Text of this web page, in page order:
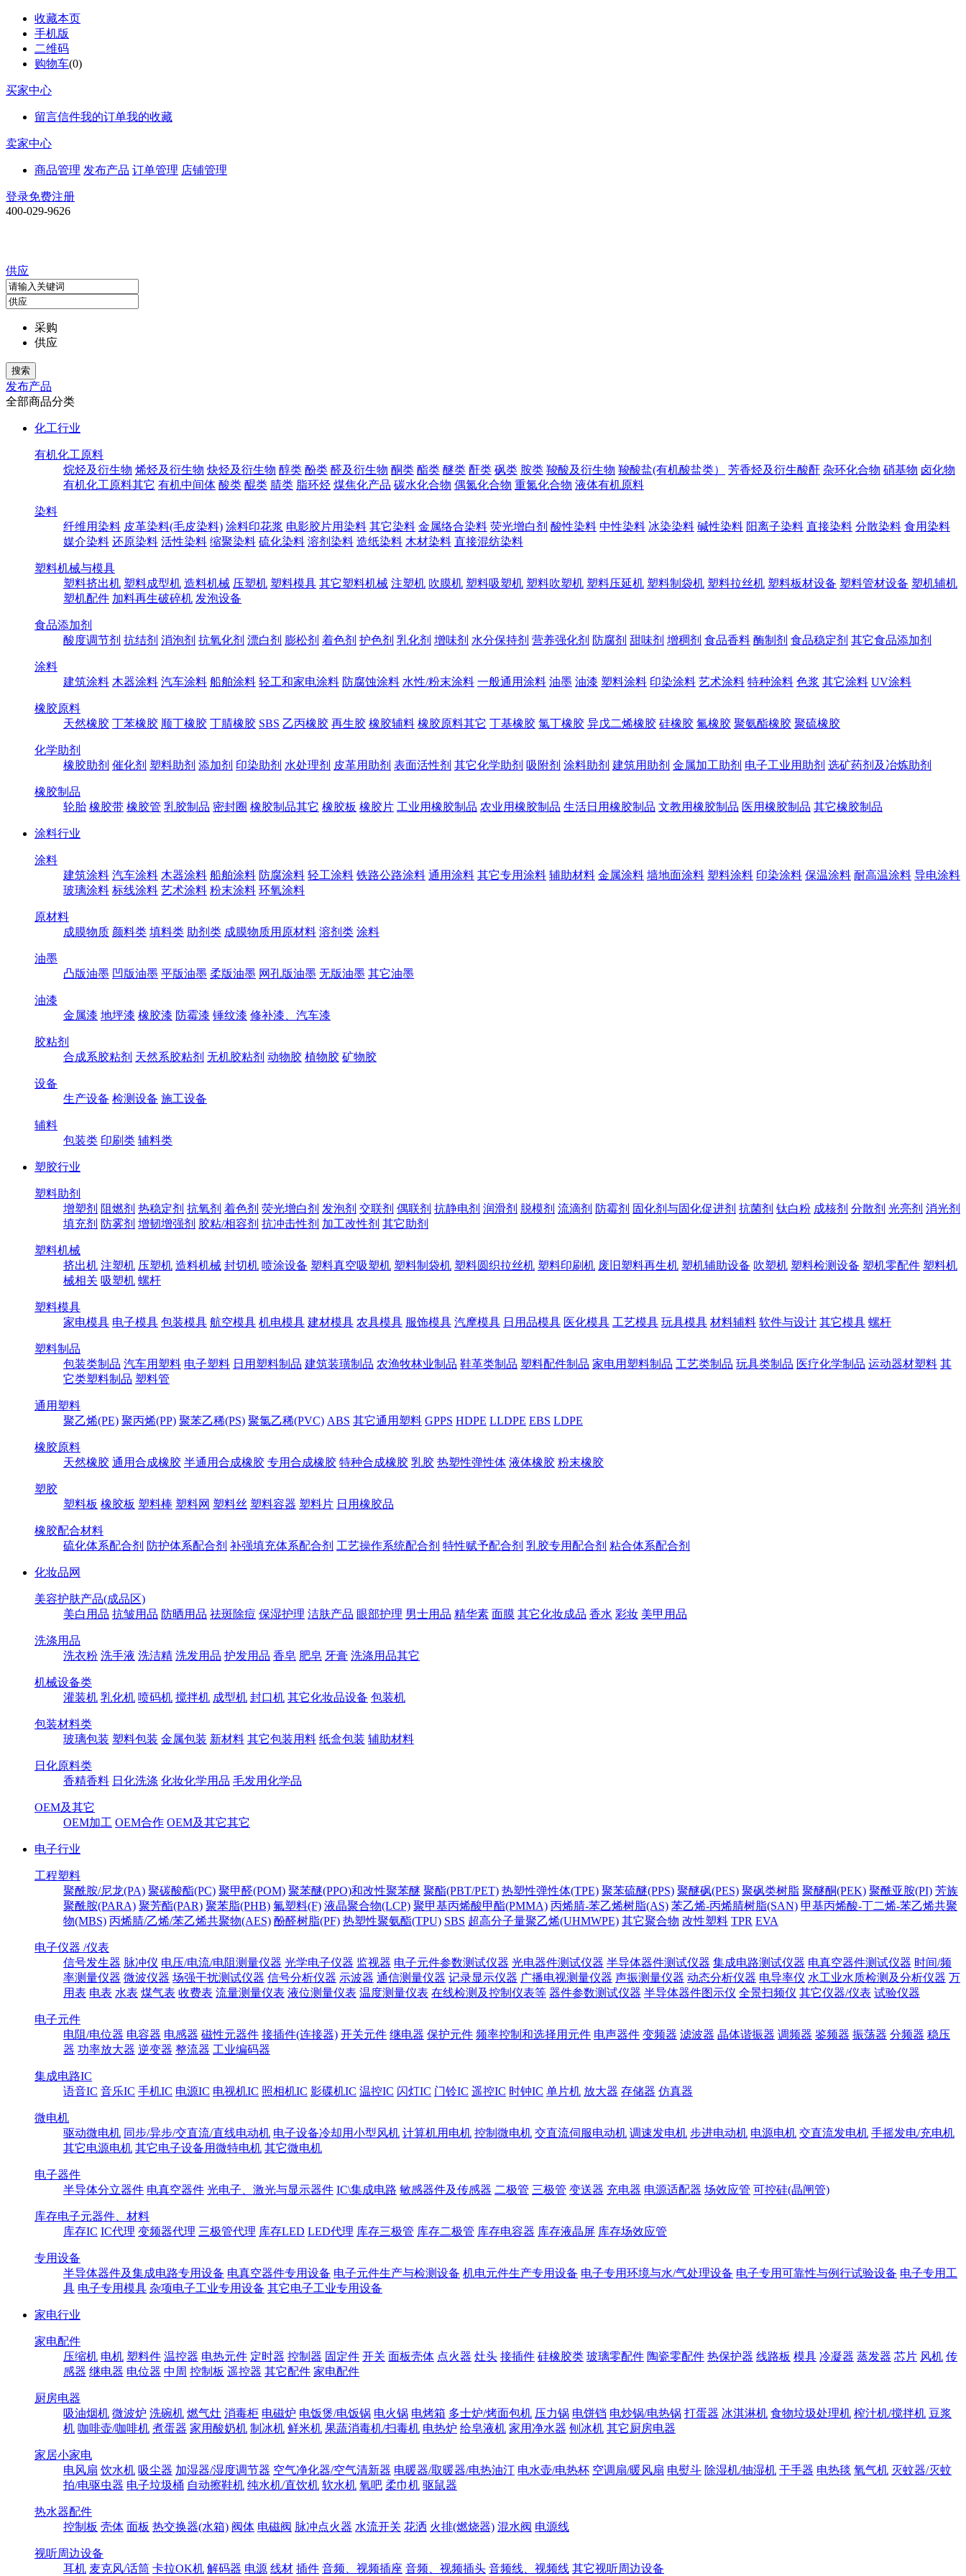
收藏本页
手机版
二维码
购物车(0)
买家中心
留言信件我的订单我的收藏
卖家中心
商品管理 发布产品 订单管理 店铺管理
登录免费注册
400-029-9626
供应
采购
供应
发布产品
全部商品分类
化工行业
有机化工原料
烷烃及衍生物 烯烃及衍生物 炔烃及衍生物 醇类 酚类 醛及衍生物 酮类 酯类 醚类 酐类 砜类 胺类 羧酸及衍生物 羧酸盐(有机酸盐类） 芳香烃及衍生酸酐 杂环化合物 硝基物 卤化物
有机化工原料其它 有机中间体 酸类 醌类 腈类 脂环烃 煤焦化产品 碳水化合物 偶氮化合物 重氮化合物 液体有机原料
染料
纤维用染料 皮革染料(毛皮染料) 涂料印花浆 电影胶片用染料 其它染料 金属络合染料 荧光增白剂 酸性染料 中性染料 冰染染料 碱性染料 阳离子染料 直接染料 分散染料 食用染料
媒介染料 还原染料 活性染料 缩聚染料 硫化染料 溶剂染料 造纸染料 木材染料 直接混纺染料
塑料机械与模具
塑料挤出机 塑料成型机 造料机械 压塑机 塑料模具 其它塑料机械 注塑机 吹膜机 塑料吸塑机 塑料吹塑机 塑料压延机 塑料制袋机 塑料拉丝机 塑料板材设备 塑料管材设备 塑机辅机
塑机配件 加料再生破碎机 发泡设备
食品添加剂
酸度调节剂 抗结剂 消泡剂 抗氧化剂 漂白剂 膨松剂 着色剂 护色剂 乳化剂 增味剂 水分保持剂 营养强化剂 防腐剂 甜味剂 增稠剂 食品香料 酶制剂 食品稳定剂 其它食品添加剂
涂料
建筑涂料 木器涂料 汽车涂料 船舶涂料 轻工和家电涂料 防腐蚀涂料 水性/粉末涂料 一般通用涂料 油墨 油漆 塑料涂料 印染涂料 艺术涂料 特种涂料 色浆 其它涂料 UV涂料
橡胶原料
天然橡胶 丁苯橡胶 顺丁橡胶 丁腈橡胶 SBS 乙丙橡胶 再生胶 橡胶辅料 橡胶原料其它 丁基橡胶 氯丁橡胶 异戊二烯橡胶 硅橡胶 氟橡胶 聚氨酯橡胶 聚硫橡胶
化学助剂
橡胶助剂 催化剂 塑料助剂 添加剂 印染助剂 水处理剂 皮革用助剂 表面活性剂 其它化学助剂 吸附剂 涂料助剂 建筑用助剂 金属加工助剂 电子工业用助剂 选矿药剂及冶炼助剂
橡胶制品
轮胎 橡胶带 橡胶管 乳胶制品 密封圈 橡胶制品其它 橡胶板 橡胶片 工业用橡胶制品 农业用橡胶制品 生活日用橡胶制品 文教用橡胶制品 医用橡胶制品 其它橡胶制品
涂料行业
涂料
建筑涂料 汽车涂料 木器涂料 船舶涂料 防腐涂料 轻工涂料 铁路公路涂料 通用涂料 其它专用涂料 辅助材料 金属涂料 墙地面涂料 塑料涂料 印染涂料 保温涂料 耐高温涂料 导电涂料
玻璃涂料 标线涂料 艺术涂料 粉末涂料 环氧涂料
原材料
成膜物质 颜料类 填料类 助剂类 成膜物质用原材料 溶剂类 涂料
油墨
凸版油墨 凹版油墨 平版油墨 柔版油墨 网孔版油墨 无版油墨 其它油墨
油漆
金属漆 地坪漆 橡胶漆 防霉漆 锤纹漆 修补漆、汽车漆
胶粘剂
合成系胶粘剂 天然系胶粘剂 无机胶粘剂 动物胶 植物胶 矿物胶
设备
生产设备 检测设备 施工设备
辅料
包装类 印刷类 辅料类
塑胶行业
塑料助剂
增塑剂 阻燃剂 热稳定剂 抗氧剂 着色剂 荧光增白剂 发泡剂 交联剂 偶联剂 抗静电剂 润滑剂 脱模剂 流滴剂 防霉剂 固化剂与固化促进剂 抗菌剂 钛白粉 成核剂 分散剂 光亮剂 消光剂
填充剂 防雾剂 增韧增强剂 胶粘/相容剂 抗冲击性剂 加工改性剂 其它助剂
塑料机械
挤出机 注塑机 压塑机 造料机械 封切机 喷涂设备 塑料真空吸塑机 塑料制袋机 塑料圆织拉丝机 塑料印刷机 废旧塑料再生机 塑机辅助设备 吹塑机 塑料检测设备 塑机零配件 塑料机
械相关 吸塑机 螺杆
塑料模具
家电模具 电子模具 包装模具 航空模具 机电模具 建材模具 农具模具 服饰模具 汽摩模具 日用品模具 医化模具 工艺模具 玩具模具 材料辅料 软件与设计 其它模具 螺杆
塑料制品
包装类制品 汽车用塑料 电子塑料 日用塑料制品 建筑装璜制品 农渔牧林业制品 鞋革类制品 塑料配件制品 家电用塑料制品 工艺类制品 玩具类制品 医疗化学制品 运动器材塑料 其
它类塑料制品 塑料管
通用塑料
聚乙烯(PE) 聚丙烯(PP) 聚苯乙稀(PS) 聚氯乙稀(PVC) ABS 其它通用塑料 GPPS HDPE LLDPE EBS LDPE
橡胶原料
天然橡胶 通用合成橡胶 半通用合成橡胶 专用合成橡胶 特种合成橡胶 乳胶 热塑性弹性体 液体橡胶 粉末橡胶
塑胶
塑料板 橡胶板 塑料棒 塑料网 塑料丝 塑料容器 塑料片 日用橡胶品
橡胶配合材料
硫化体系配合剂 防护体系配合剂 补强填充体系配合剂 工艺操作系统配合剂 特性赋予配合剂 乳胶专用配合剂 粘合体系配合剂
化妆品网
美容护肤产品(成品区)
美白用品 抗皱用品 防晒用品 祛斑除痘 保湿护理 洁肤产品 眼部护理 男士用品 精华素 面膜 其它化妆成品 香水 彩妆 美甲用品
洗涤用品
洗衣粉 洗手液 洗洁精 洗发用品 护发用品 香皂 肥皂 牙膏 洗涤用品其它
机械设备类
灌装机 乳化机 喷码机 搅拌机 成型机 封口机 其它化妆品设备 包装机
包装材料类
玻璃包装 塑料包装 金属包装 新材料 其它包装用料 纸盒包装 辅助材料
日化原料类
香精香料 日化洗涤 化妆化学用品 毛发用化学品
OEM及其它
OEM加工 OEM合作 OEM及其它其它
电子行业
工程塑料
聚酰胺/尼龙(PA) 聚碳酸酯(PC) 聚甲醛(POM) 聚苯醚(PPO)和改性聚苯醚 聚酯(PBT/PET) 热塑性弹性体(TPE) 聚苯硫醚(PPS) 聚醚砜(PES) 聚砜类树脂 聚醚酮(PEK) 聚酰亚胺(PI) 芳族
聚酰胺(PARA) 聚芳酯(PAR) 聚苯脂(PHB) 氟塑料(F) 液晶聚合物(LCP) 聚甲基丙烯酸甲酯(PMMA) 丙烯腈-苯乙烯树脂(AS) 苯乙烯-丙烯腈树脂(SAN) 甲基丙烯酸-丁二烯-苯乙烯共聚
物(MBS) 丙烯腈/乙烯/苯乙烯共聚物(AES) 酚醛树脂(PF) 热塑性聚氨酯(TPU) SBS 超高分子量聚乙烯(UHMWPE) 其它聚合物 改性塑料 TPR EVA
电子仪器 /仪表
信号发生器 脉冲仪 电压/电流/电阻测量仪器 光学电子仪器 监视器 电子元件参数测试仪器 光电器件测试仪器 半导体器件测试仪器 集成电路测试仪器 电真空器件测试仪器 时间/频
率测量仪器 微波仪器 场强干扰测试仪器 信号分析仪器 示波器 通信测量仪器 记录显示仪器 广播电视测量仪器 声振测量仪器 动态分析仪器 电导率仪 水工业水质检测及分析仪器 万
用表 电表 水表 煤气表 收费表 流量测量仪表 液位测量仪表 温度测量仪表 在线检测及控制仪表等 器件参数测试仪器 半导体器件图示仪 全景扫频仪 其它仪器/仪表 试验仪器
电子元件
电阻/电位器 电容器 电感器 磁性元器件 接插件(连接器) 开关元件 继电器 保护元件 频率控制和选择用元件 电声器件 变频器 滤波器 晶体谐振器 调频器 鉴频器 振荡器 分频器 稳压
器 功率放大器 逆变器 整流器 工业编码器
集成电路IC
语音IC 音乐IC 手机IC 电源IC 电视机IC 照相机IC 影碟机IC 温控IC 闪灯IC 门铃IC 遥控IC 时钟IC 单片机 放大器 存储器 仿真器
微电机
驱动微电机 同步/异步/交直流/直线电动机 电子设备冷却用小型风机 计算机用电机 控制微电机 交直流伺服电动机 调速发电机 步进电动机 电源电机 交直流发电机 手摇发电/充电机
其它电源电机 其它电子设备用微特电机 其它微电机
电子器件
半导体分立器件 电真空器件 光电子、激光与显示器件 IC\集成电路 敏感器件及传感器 二极管 三极管 变送器 充电器 电源适配器 场效应管 可控硅(晶闸管)
库存电子元器件、材料
库存IC IC代理 变频器代理 三极管代理 库存LED LED代理 库存三极管 库存二极管 库存电容器 库存液晶屏 库存场效应管
专用设备
半导体器件及集成电路专用设备 电真空器件专用设备 电子元件生产与检测设备 机电元件生产专用设备 电子专用环境与水/气处理设备 电子专用可靠性与例行试验设备 电子专用工
具 电子专用模具 杂项电子工业专用设备 其它电子工业专用设备
家电行业
家电配件
压缩机 电机 塑料件 温控器 电热元件 定时器 控制器 固定件 开关 面板壳体 点火器 灶头 接插件 硅橡胶类 玻璃零配件 陶瓷零配件 热保护器 线路板 模具 冷凝器 蒸发器 芯片 风机 传
感器 继电器 电位器 中周 控制板 遥控器 其它配件 家电配件
厨房电器
吸油烟机 微波炉 洗碗机 燃气灶 消毒柜 电磁炉 电饭煲/电饭锅 电火锅 电烤箱 多士炉/烤面包机 压力锅 电饼铛 电炒锅/电热锅 打蛋器 冰淇淋机 食物垃圾处理机 榨汁机/搅拌机 豆浆
机 咖啡壶/咖啡机 煮蛋器 家用酸奶机 制冰机 鲜米机 果蔬消毒机/扫毒机 电热炉 给皂液机 家用净水器 刨冰机 其它厨房电器
家居小家电
电风扇 饮水机 吸尘器 加湿器/湿度调节器 空气净化器/空气清新器 电暖器/取暖器/电热油汀 电水壶/电热杯 空调扇/暖风扇 电熨斗 除湿机/抽湿机 干手器 电热毯 氧气机 灭蚊器/灭蚊
拍/电驱虫器 电子垃圾桶 自动擦鞋机 纯水机/直饮机 软水机 氧吧 柔巾机 驱鼠器
热水器配件
控制板 壳体 面板 热交换器(水箱) 阀体 电磁阀 脉冲点火器 水流开关 花洒 火排(燃烧器) 混水阀 电源线
视听周边设备
耳机 麦克风/话筒 卡拉OK机 解码器 电源 线材 插件 音频、视频插座 音频、视频插头 音频线、视频线 其它视听周边设备